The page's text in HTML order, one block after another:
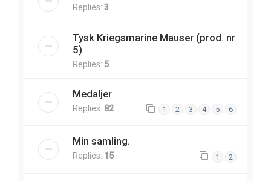
Replies: 3
Tysk Kriegsmarine Mauser (prod. nr
5)
Replies: 5
Medaljer
Replies: 82 1 2 3 4 5 6
Min samling.
Replies: 15 1 2